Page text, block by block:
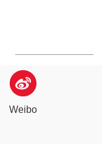
Weibo